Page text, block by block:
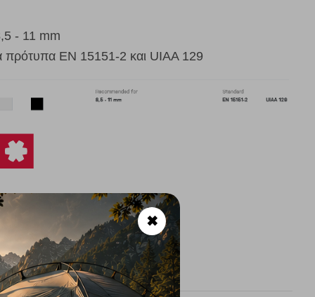
- 11 mm
πρότυπα EN 15151-2 και UIAA 129
✖